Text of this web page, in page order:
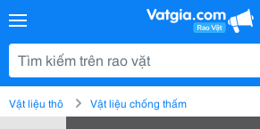
Vật liệu thô Vật liệu chống thấm